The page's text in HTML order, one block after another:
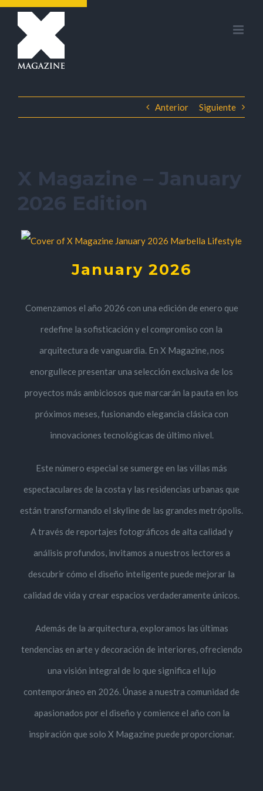
Saltar
contenido
Anterior Siguiente
X Magazine – January
2026 Edition
January 2026
Comenzamos el año 2026 con una edición de enero que
redefine la sofisticación y el compromiso con la
arquitectura de vanguardia. En X Magazine, nos
enorgullece presentar una selección exclusiva de los
proyectos más ambiciosos que marcarán la pauta en los
próximos meses, fusionando elegancia clásica con
innovaciones tecnológicas de último nivel.
Este número especial se sumerge en las villas más
espectaculares de la costa y las residencias urbanas que
están transformando el skyline de las grandes metrópolis.
A través de reportajes fotográficos de alta calidad y
análisis profundos, invitamos a nuestros lectores a
descubrir cómo el diseño inteligente puede mejorar la
calidad de vida y crear espacios verdaderamente únicos.
Además de la arquitectura, exploramos las últimas
tendencias en arte y decoración de interiores, ofreciendo
una visión integral de lo que significa el lujo
contemporáneo en 2026. Únase a nuestra comunidad de
apasionados por el diseño y comience el año con la
inspiración que solo X Magazine puede proporcionar.